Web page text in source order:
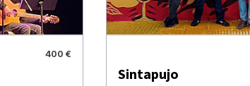
400 €
Sintapujo